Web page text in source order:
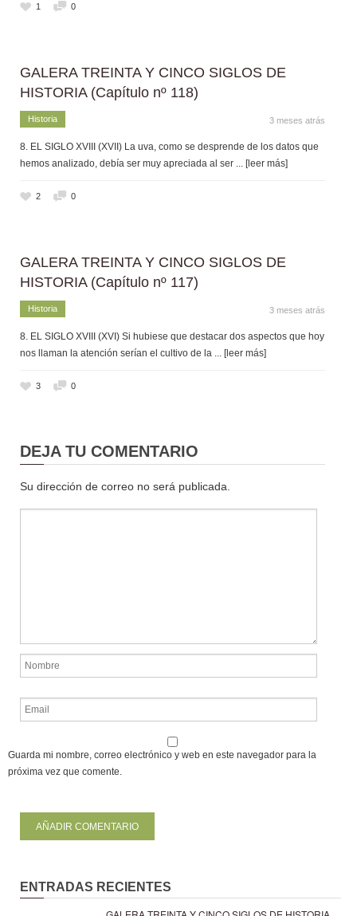
1 0
GALERA TREINTA Y CINCO SIGLOS DE
HISTORIA (Capítulo nº 118)
Historia 3 meses atrás
8. EL SIGLO XVIII (XVII) La uva, como se desprende de los datos que
hemos analizado, debía ser muy apreciada al ser ... [leer más]
2 0
GALERA TREINTA Y CINCO SIGLOS DE
HISTORIA (Capítulo nº 117)
Historia 3 meses atrás
8. EL SIGLO XVIII (XVI) Si hubiese que destacar dos aspectos que hoy
nos llaman la atención serían el cultivo de la ... [leer más]
3 0
DEJA TU COMENTARIO
Su dirección de correo no será publicada.
Guarda mi nombre, correo electrónico y web en este navegador para la
próxima vez que comente.
ENTRADAS RECIENTES